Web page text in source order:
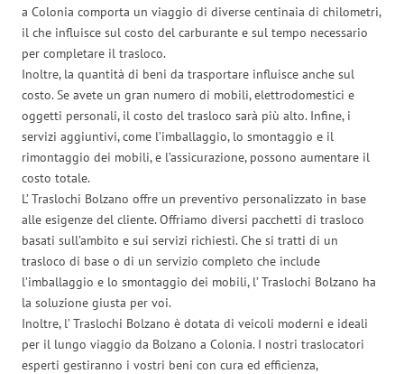
a Colonia comporta un viaggio di diverse centinaia di chilometri,
il che influisce sul costo del carburante e sul tempo necessario
per completare il trasloco.
Inoltre, la quantità di beni da trasportare influisce anche sul
costo. Se avete un gran numero di mobili, elettrodomestici e
oggetti personali, il costo del trasloco sarà più alto. Infine, i
servizi aggiuntivi, come l’imballaggio, lo smontaggio e il
rimontaggio dei mobili, e l’assicurazione, possono aumentare il
costo totale.
L’ Traslochi Bolzano offre un preventivo personalizzato in base
alle esigenze del cliente. Offriamo diversi pacchetti di trasloco
basati sull’ambito e sui servizi richiesti. Che si tratti di un
trasloco di base o di un servizio completo che include
l’imballaggio e lo smontaggio dei mobili, l’ Traslochi Bolzano ha
la soluzione giusta per voi.
Inoltre, l’ Traslochi Bolzano è dotata di veicoli moderni e ideali
per il lungo viaggio da Bolzano a Colonia. I nostri traslocatori
esperti gestiranno i vostri beni con cura ed efficienza,